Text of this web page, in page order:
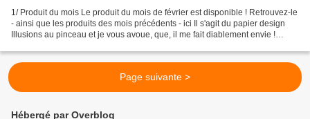
1/ Produit du mois Le produit du mois de février est disponible ! Retrouvez-le
- ainsi que les produits des mois précédents - ici Il s'agit du papier design
Illusions au pinceau et je vous avoue, que, il me fait diablement envie !
Page suivante >
Hébergé par Overblog